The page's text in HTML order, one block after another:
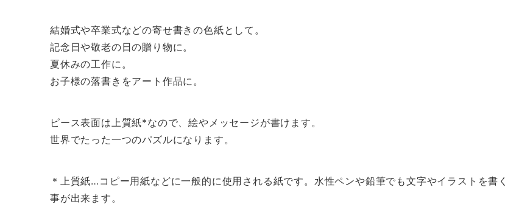
結婚式や卒業式などの寄せ書きの色紙として。
記念日や敬老の日の贈り物に。
夏休みの工作に。
お子様の落書きをアート作品に。
ピース表面は上質紙*なので、絵やメッセージが書けます。
世界でたった一つのパズルになります。
＊上質紙…コピー用紙などに一般的に使用される紙です。水性ペンや鉛筆でも文字やイラストを書く
事が出来ます。